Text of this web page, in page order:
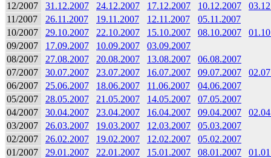
12/2007 31.12.2007 24.12.2007 17.12.2007 10.12.2007
11/2007
26.11.2007 19.11.2007 12.11.2007
05.11.2007
10/2007
29.10.2007 22.10.2007 15.10.2007 08.10.2007
09/2007
17.09.2007 10.09.2007
03.09.2007
08/2007
27.08.2007 20.08.2007 13.08.2007
06.08.2007
07/2007
30.07.2007 23.07.2007 16.07.2007 09.07.2007
06/2007
25.06.2007 18.06.2007 11.06.2007
04.06.2007
05/2007
28.05.2007 21.05.2007 14.05.2007
07.05.2007
04/2007
30.04.2007 23.04.2007 16.04.2007 09.04.2007
03/2007
26.03.2007 19.03.2007 12.03.2007
05.03.2007
02/2007
26.02.2007 19.02.2007 12.02.2007
05.02.2007
01/2007
29.01.2007 22.01.2007 15.01.2007 08.01.2007